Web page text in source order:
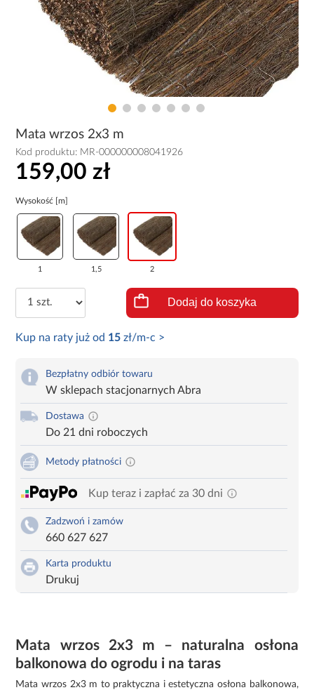
Mata wrzos 2x3 m
Kod produktu: MR-000000008041926
159,00 zł
Wysokość [m]
1 1,5 2
Dodaj do koszyka
Kup na raty już od 15 zł/m-c >
Bezpłatny odbiór towaru
W sklepach stacjonarnych Abra
Dostawa
Do 21 dni roboczych
Metody płatności
Kup teraz i zapłać za 30 dni
Zadzwoń i zamów
660 627 627
Karta produktu
Drukuj
Mata wrzos 2x3 m – naturalna osłona
balkonowa do ogrodu i na taras
Mata wrzos 2x3 m to praktyczna i estetyczna osłona balkonowa,